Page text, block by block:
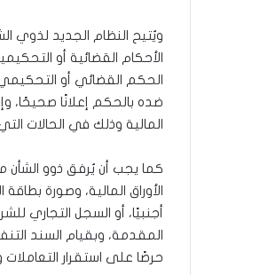
ويُتيح النظام الجديد لذوي
الأحكام القضائية أو
الحكم القضائي أو التحكيمي
ضده بالحكم إعلانًا صحيحًا،
المالية وذلك في الحالات
كما يجب أن يُرفق ذوو
الأوراق المالية، وصورة
أجنبيًا، أو السجل التجاري
المقدمة، وبقيام السند
حرصًا على استقرار التعاملات